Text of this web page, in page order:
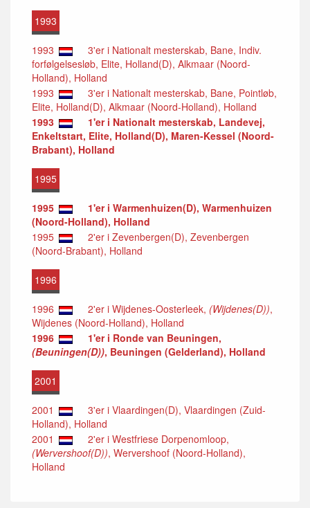
1993
1993
3'er i Nationalt mesterskab, Bane, Indiv.
forfølgelsesløb, Elite, Holland(D), Alkmaar (Noord-
Holland), Holland
1993
3'er i Nationalt mesterskab, Bane, Pointløb,
Elite, Holland(D), Alkmaar (Noord-Holland), Holland
1993
1'er i Nationalt mesterskab, Landevej,
Enkeltstart, Elite, Holland(D), Maren-Kessel (Noord-
Brabant), Holland
1995
1995
1'er i Warmenhuizen(D), Warmenhuizen
(Noord-Holland), Holland
1995
2'er i Zevenbergen(D), Zevenbergen
(Noord-Brabant), Holland
1996
1996 2'er i Wijdenes-Oosterleek, (Wijdenes(D)),
Wijdenes (Noord-Holland), Holland
1996
1'er i Ronde van Beuningen,
(Beuningen(D)), Beuningen (Gelderland), Holland
2001
2001
3'er i Vlaardingen(D), Vlaardingen (Zuid-
Holland), Holland
2001
2'er i Westfriese Dorpenomloop,
(Wervershoof(D)), Wervershoof (Noord-Holland),
Holland